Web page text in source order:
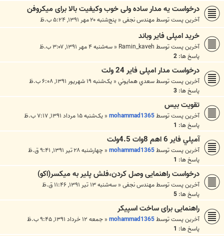
درخواست یه مدار ساده ولی خوب وکیفیت بالا برای میکروفن
آخرین پست توسطمهندس نجفی« پنج‌شنبه ۲۰ مهر ۱۳۹۱, ۵:۲۴ ب.ظ
خرید امپلی فایر وباند
آخرین پست توسطRamin_kaveh
« سه‌شنبه ۴ مهر ۱۳۹۱, ۳:۰۷ ب.ظ
پاسخ ها: 2
درخواست مدار امپلی فایر 24 ولت
آخرین پست توسطسعدي همايوني« یک‌شنبه ۱۹ شهریور ۱۳۹۱, ۶:۰۸ ب.ظ
پاسخ ها: 3
تقویت بیس
آخرین پست توسطmohammad1365
« یک‌شنبه ۱۵ مرداد ۱۳۹۱, ۷:۱۷ ب.ظ
پاسخ ها: 1
آمپلي فاير 6 اهم 8وات 4.5ولت
آخرین پست توسطmohammad1365
« چهارشنبه ۲۸ تیر ۱۳۹۱, ۹:۴۱ ق.ظ
پاسخ ها: 1
درخواست راهنمایی وصل کردن،فلش پلیر به میکسر(اکو)
آخرین پست توسطمهندس نجفی« سه‌شنبه ۱۳ تیر ۱۳۹۱, ۱۱:۴۶ ق.ظ
پاسخ ها: 5
راهنمایی برای ساخت اسپیکر
آخرین پست توسطmohammad1365
« جمعه ۱۲ خرداد ۱۳۹۱, ۹:۴۵ ب.ظ
پاسخ ها: 1